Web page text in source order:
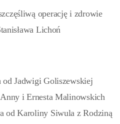
operację i zdrowie
Lichoń
od Jadwigi Goliszewskiej
i Ernesta Malinowskich
od Karoliny Siwula z Rodziną